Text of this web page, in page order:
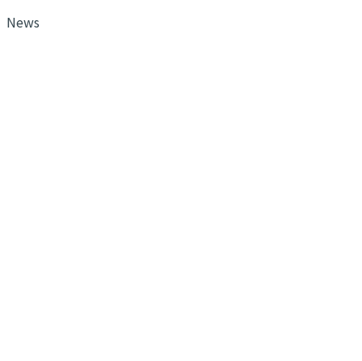
News